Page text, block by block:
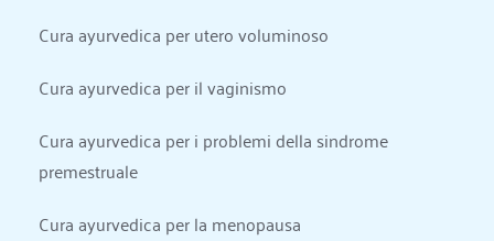
Cura ayurvedica per utero voluminoso
Cura ayurvedica per il vaginismo
Cura ayurvedica per i problemi della sindrome
premestruale
Cura ayurvedica per la menopausa